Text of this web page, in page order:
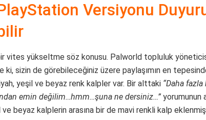
Versiyonu
vites yükseltme söz konusu. Palworld topluluk
ki, sizin de görebileceğiniz üzere paylaşımın en
yeşil ve beyaz renk kalpler var. Bir alttaki “Daha
emin değilim…hmm…şuna ne dersiniz…” yorumunun
beyaz kalplerin arasına bir de mavi renkli kalp